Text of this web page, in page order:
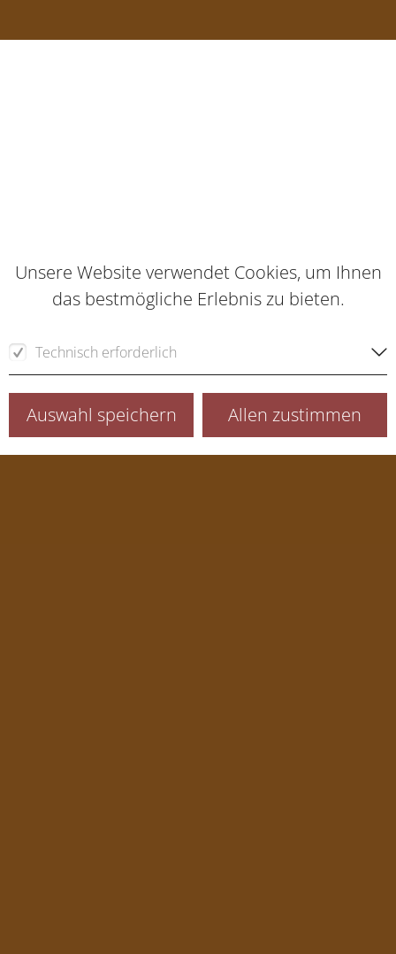
Unsere Website verwendet Cookies, um Ihnen
das bestmögliche Erlebnis zu bieten.
Technisch erforderlich
Für die Funktion der Webseite erforderliche Cookies
Sitzung (Session)
Auswahl speichern Allen zustimmen